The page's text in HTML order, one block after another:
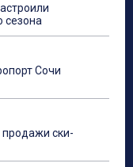
сезона
Сочи
продажи ски-